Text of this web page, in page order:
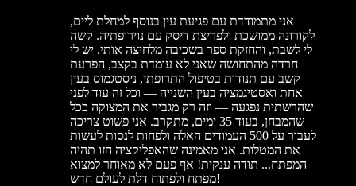
אני מתמודדת עם פגיעת עין בנוסף למחלת ליים,
לקורונה ממושכת ולפריצת דיסק עם נוירופתיה. קשה
לי לשבת, והחזקת ספר בשכיבה מלחיצה אותי. יש לי
חרדה מהתחושה שאני לא עומדת בקצב, הפרעת
קשב עם תנודות בטיפול התרופתי, ניסטגמוס בעין
אחת ואסטיגמציה בעין השנייה — וכל זה עוד לפני
שהרשתית נפגעה — וזה רק מגביר את המצוקה ככל
שהמבחן, בעוד 35 ימים, מתקרב. אני פשוט צריכה
לעבור על 500 העמודים האלה ולפחות לנסות לעשות
את המטלות. אני מאמינה שהאפליקציה הזו תהיה
המפתח... תודה ענקית! אף פעם לא מאוחר למצוא
מפתח ולפתוח דלת לעולם חדש!